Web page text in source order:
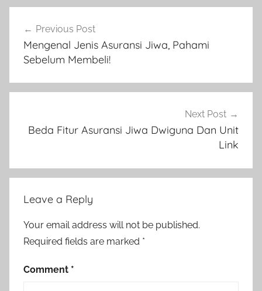
Previous Post
Mengenal Jenis Asuransi Jiwa, Pahami
Sebelum Membeli!
Next Post
Beda Fitur Asuransi Jiwa Dwiguna Dan Unit
Link
Leave a Reply
Your email address will not be published.
Required fields are marked *
Comment *